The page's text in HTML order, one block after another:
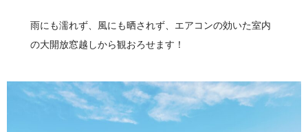
雨にも濡れず、風にも晒されず、エアコンの効いた室内
の大開放窓越しから観おろせます！